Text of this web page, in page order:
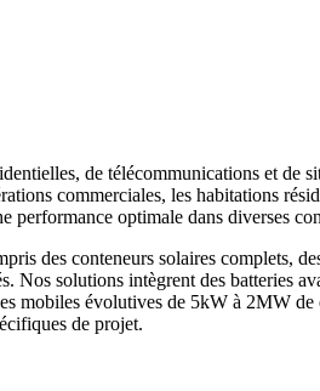
de télécommunications et de
commerciales, les habitations
performance optimale dans diverses
des conteneurs solaires complets,
Nos solutions intègrent des batteries
mobiles évolutives de 5kW à 2MW
de projet.